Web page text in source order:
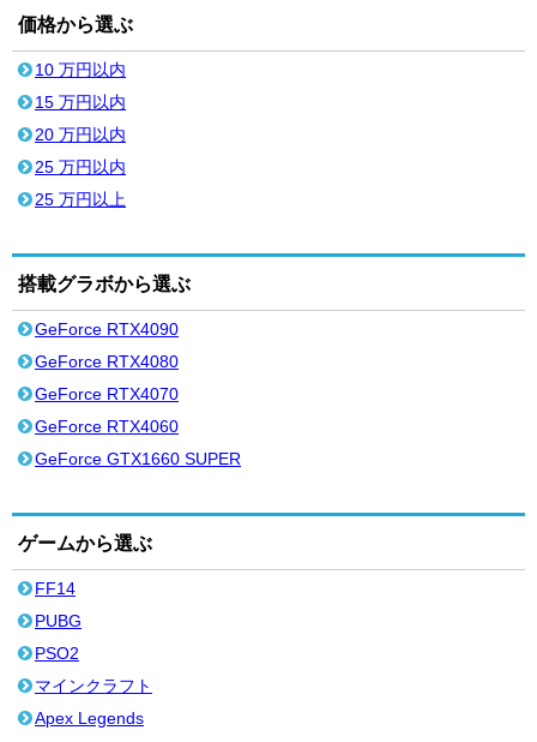
価格から選ぶ
10 万円以内
15 万円以内
20 万円以内
25 万円以内
25 万円以上
搭載グラボから選ぶ
GeForce RTX4090
GeForce RTX4080
GeForce RTX4070
GeForce RTX4060
GeForce GTX1660 SUPER
ゲームから選ぶ
FF14
PUBG
PSO2
マインクラフト
Apex Legends